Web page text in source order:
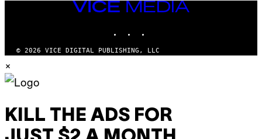
VICE
MEDIA
© 2026 VICE DIGITAL PUBLISHING, LLC
×
KILL THE ADS FOR